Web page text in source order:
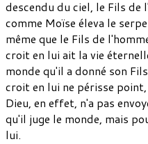
descendu du ciel, le Fils de
comme Moïse éleva le
même que le Fils de
croit en lui ait la vie
monde qu'il a donné son
croit en lui ne périsse
Dieu, en effet, n'a pas
qu'il juge le monde, mais
lui.